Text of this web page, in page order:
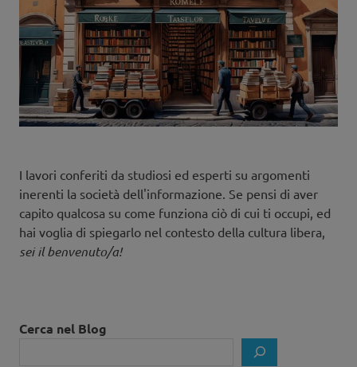
I lavori conferiti da studiosi ed esperti su argomenti
inerenti la società dell'informazione. Se pensi di aver
capito qualcosa su come funziona ciò di cui ti occupi, ed
hai voglia di spiegarlo nel contesto della cultura libera,
sei il benvenuto/a!
Cerca nel Blog